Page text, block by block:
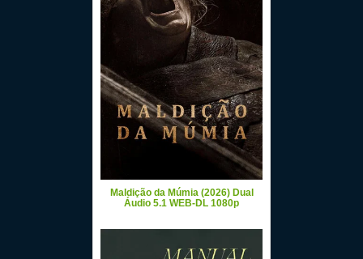
Maldição da Múmia (2026) Dual
Áudio 5.1 WEB-DL 1080p